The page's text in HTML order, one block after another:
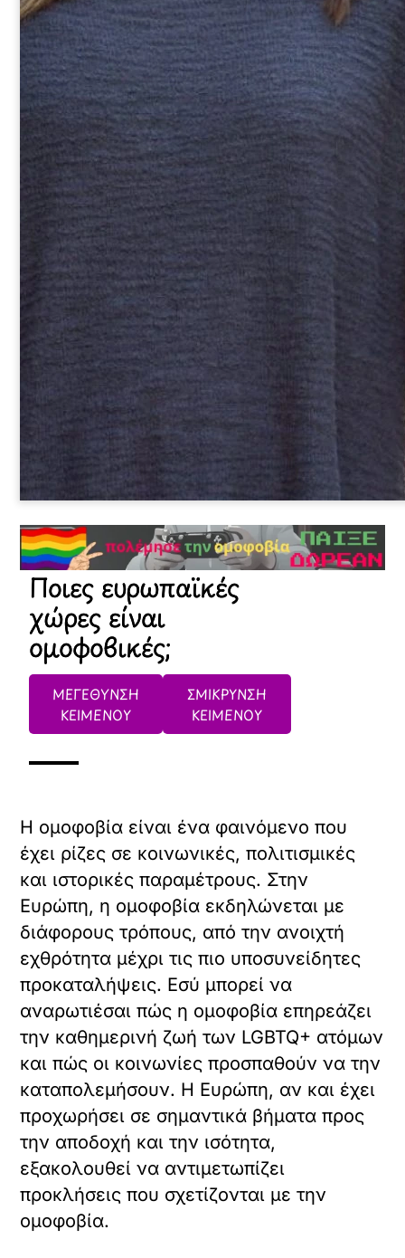
Ποιες ευρωπαϊκές
χώρες είναι
ομοφοβικές;
ΜΕΓΕΘΥΝΣΗ
ΚΕΙΜΕΝΟΥ
ΣΜΙΚΡΥΝΣΗ
ΚΕΙΜΕΝΟΥ
Η ομοφοβία είναι ένα φαινόμενο που
έχει ρίζες σε κοινωνικές, πολιτισμικές
και ιστορικές παραμέτρους. Στην
Ευρώπη, η ομοφοβία εκδηλώνεται με
διάφορους τρόπους, από την ανοιχτή
εχθρότητα μέχρι τις πιο υποσυνείδητες
προκαταλήψεις. Εσύ μπορεί να
αναρωτιέσαι πώς η ομοφοβία επηρεάζει
την καθημερινή ζωή των LGBTQ+ ατόμων
και πώς οι κοινωνίες προσπαθούν να την
καταπολεμήσουν. Η Ευρώπη, αν και έχει
προχωρήσει σε σημαντικά βήματα προς
την αποδοχή και την ισότητα,
εξακολουθεί να αντιμετωπίζει
προκλήσεις που σχετίζονται με την
ομοφοβία.